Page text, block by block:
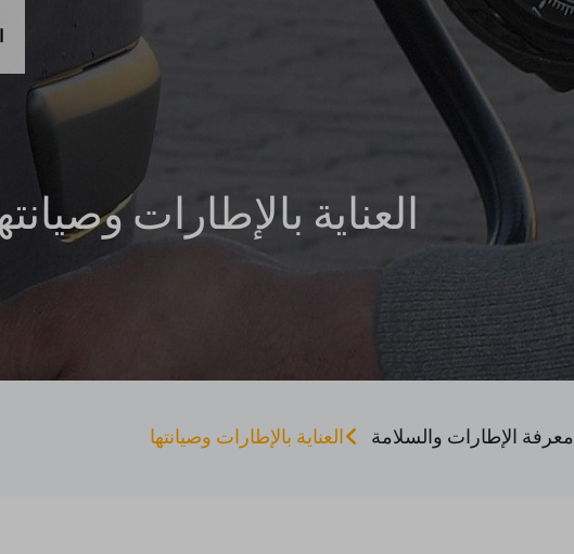
العناية بالإطارات
معرفة الإطارات والسلامة العناية بالإطارات وصيانتها